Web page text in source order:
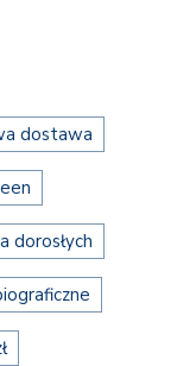
dostawa
dorosłych